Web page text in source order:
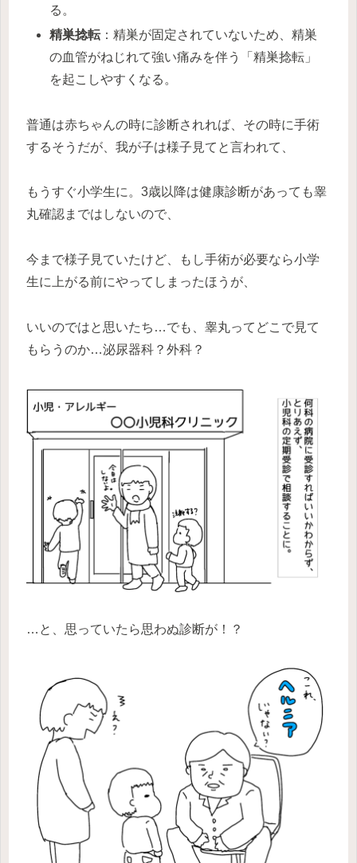
る。
精巣捻転：精巣が固定されていないため、精巣
の血管がねじれて強い痛みを伴う「精巣捻転」
を起こしやすくなる。
普通は赤ちゃんの時に診断されれば、その時に手術
するそうだが、我が子は様子見てと言われて、
もうすぐ小学生に。3歳以降は健康診断があっても睾
丸確認まではしないので、
今まで様子見ていたけど、もし手術が必要なら小学
生に上がる前にやってしまったほうが、
いいのではと思いたち…でも、睾丸ってどこで見て
もらうのか…泌尿器科？外科？
…と、思っていたら思わぬ診断が！？